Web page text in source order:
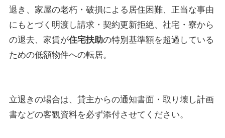
退き、家屋の老朽・破損による居住困難、正当な事由
にもとづく明渡し請求・契約更新拒絶、社宅・寮から
の退去、家賃が住宅扶助の特別基準額を超過している
ための低額物件への転居。
立退きの場合は、貸主からの通知書面・取り壊し計画
書などの客観資料を必ず添付させてください。